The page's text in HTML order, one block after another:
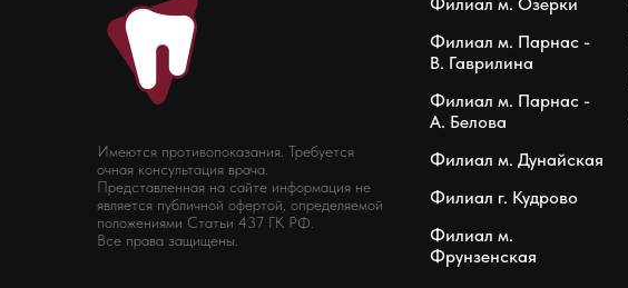
Имеются противопоказания. Требуется
очная консультация врача.
Представленная на сайте информация не
является публичной офертой, определяемой
положениями Статьи 437 ГК РФ.
Все права защищены.
Филиал м. Парнас -
В. Гаврилина
Филиал м. Парнас -
А. Белова
Филиал м. Дунайская
Филиал г. Кудрово
Филиал м.
Фрунзенская